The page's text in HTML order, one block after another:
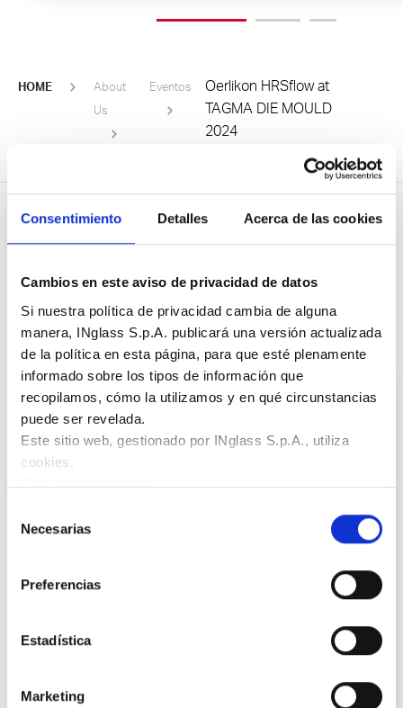
Consentimiento Detalles Acerca de las cookies
Cambios en este aviso de privacidad de datos
Si nuestra política de privacidad cambia de alguna
manera, INglass S.p.A. publicará una versión actualizada
de la política en esta página, para que esté plenamente
informado sobre los tipos de información que
recopilamos, cómo la utilizamos y en qué circunstancias
puede ser revelada.
Este sitio web, gestionado por INglass S.p.A., utiliza
cookies.
Este sitio web utiliza:
normal del sitio web permitiendo funciones básicas como
almacenan información que el
usuario ya ha introducido (como el ID de usuario, la
cookies de funcionamiento:
recopilan información
sobre el uso del sitio web, por ejemplo, número de
consultadas, con el fin de mejorar la facilidad de uso de
Necesarias
Preferencias
Estadística
Marketing
HOME
About
Us
Eventos
Oerlikon HRSflow at
TAGMA DIE MOULD
2024
Suscríbase a nuestro boletín de noticias
Customer Service 24/7
Europe
German speaking hotline
24/7 Service Hotline